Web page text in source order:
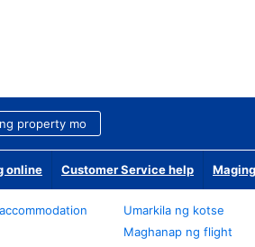
property mo
online Customer Service help
Umarkila ng kotse
Maghanap ng flight